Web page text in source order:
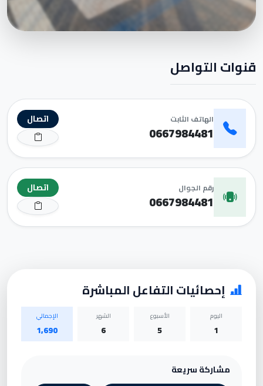
قنوات التواصل
الهاتف الثابت
0667984481
اتصال
رقم الجوال
0667984481
اتصال
إحصائيات التفاعل المباشرة
اليوم
1
الأسبوع
5
الشهر
6
الإجمالي
1,690
مشاركة سريعة